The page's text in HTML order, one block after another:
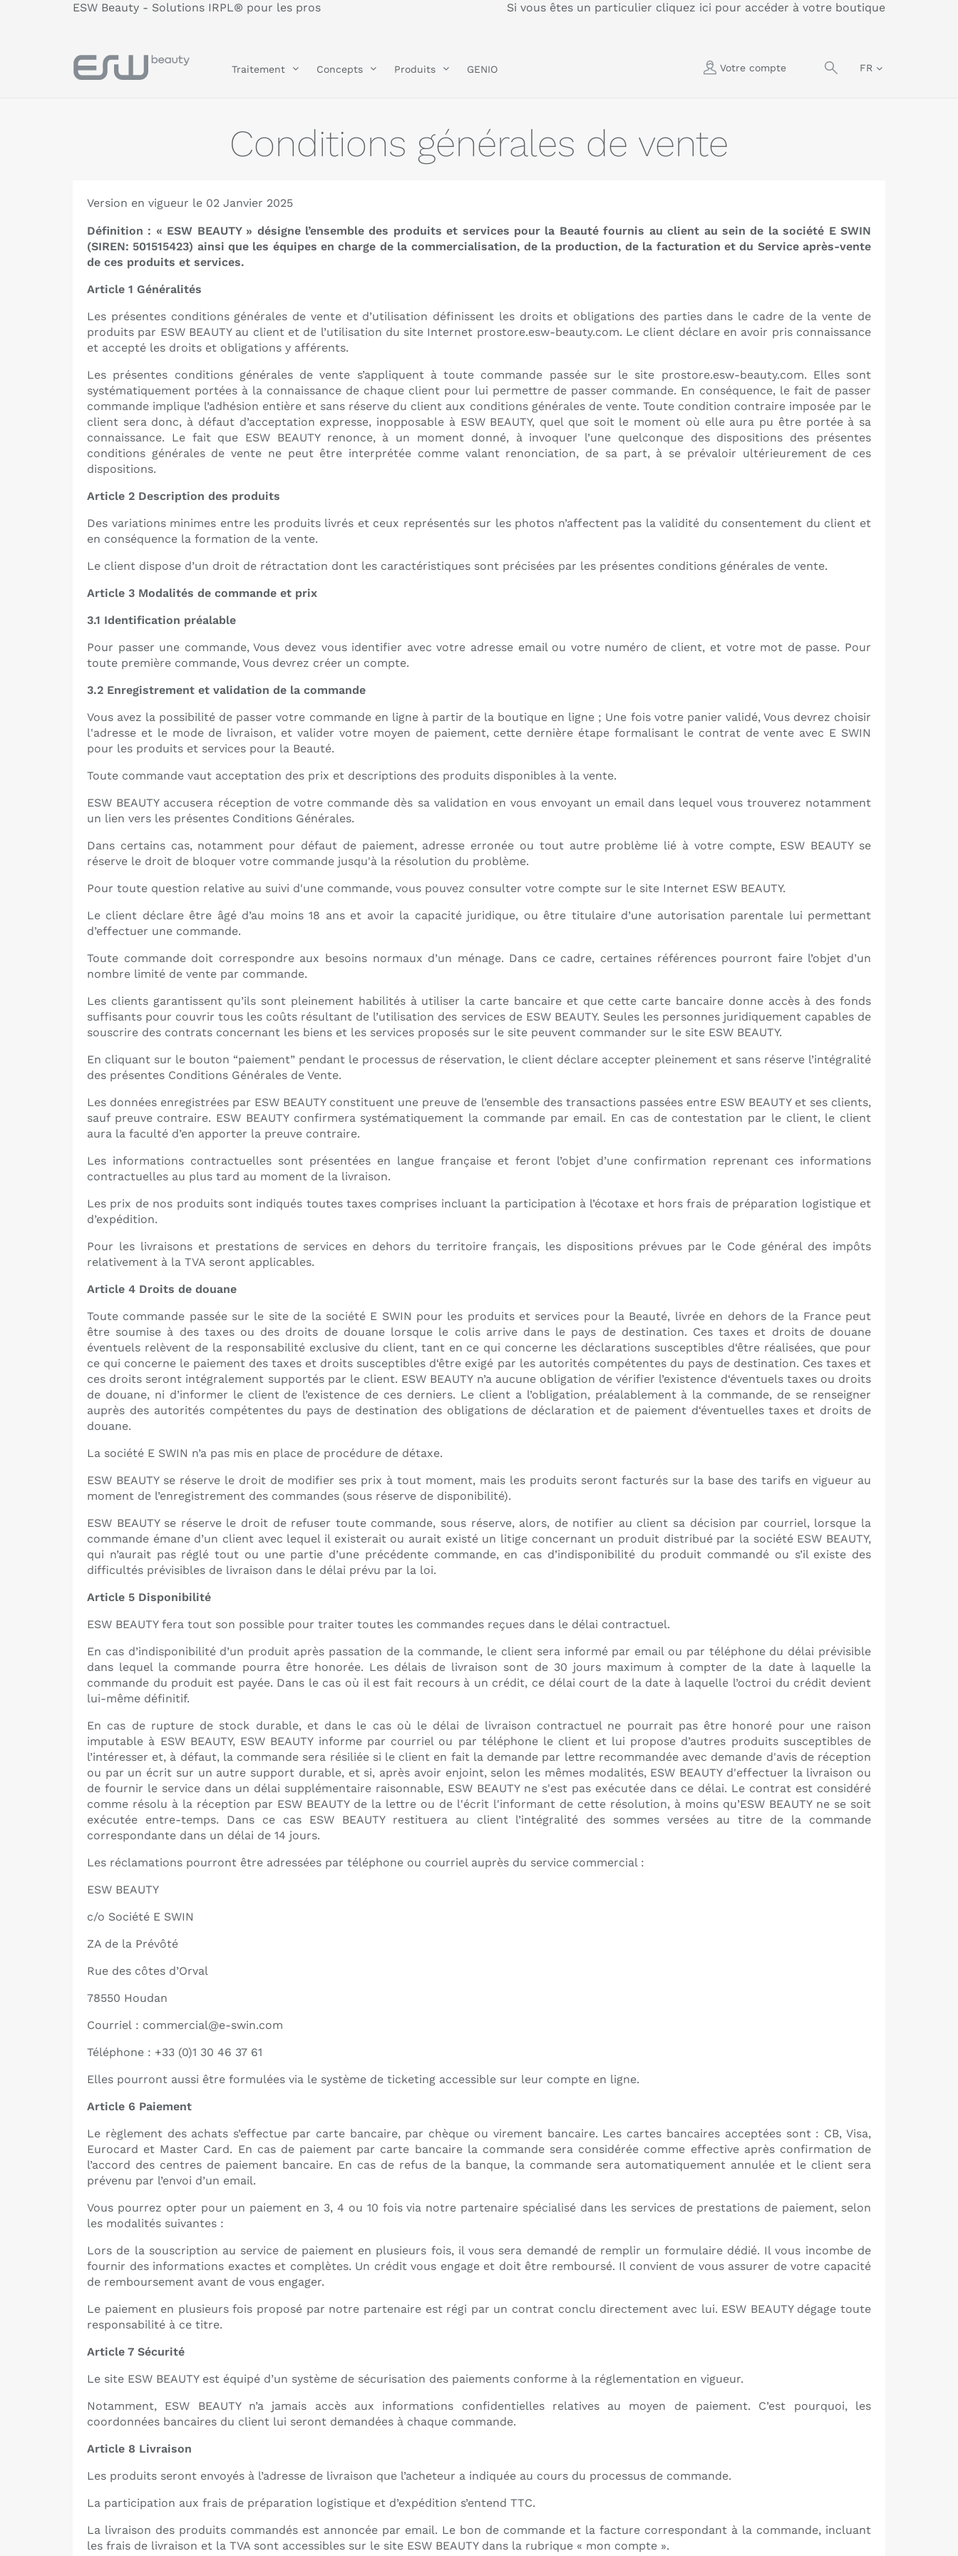
ESW Beauty - Solutions IRPL® pour les pros Si vous êtes un particulier cliquez ici pour accéder à votre boutique
Traitement Concepts Produits GENIO Votre compte FR
Conditions générales de vente
Version en vigueur le 02 Janvier 2025
Définition : « ESW BEAUTY » désigne l’ensemble des produits et services pour la Beauté fournis au client au sein de la société E SWIN
(SIREN: 501515423) ainsi que les équipes en charge de la commercialisation, de la production, de la facturation et du Service après-vente
de ces produits et services.
Article 1 Généralités
Les présentes conditions générales de vente et d’utilisation définissent les droits et obligations des parties dans le cadre de la vente de
produits par ESW BEAUTY au client et de l’utilisation du site Internet prostore.esw-beauty.com. Le client déclare en avoir pris connaissance
et accepté les droits et obligations y afférents.
Les présentes conditions générales de vente s’appliquent à toute commande passée sur le site prostore.esw-beauty.com. Elles sont
systématiquement portées à la connaissance de chaque client pour lui permettre de passer commande. En conséquence, le fait de passer
commande implique l’adhésion entière et sans réserve du client aux conditions générales de vente. Toute condition contraire imposée par le
client sera donc, à défaut d’acceptation expresse, inopposable à ESW BEAUTY, quel que soit le moment où elle aura pu être portée à sa
connaissance. Le fait que ESW BEAUTY renonce, à un moment donné, à invoquer l’une quelconque des dispositions des présentes
conditions générales de vente ne peut être interprétée comme valant renonciation, de sa part, à se prévaloir ultérieurement de ces
dispositions.
Article 2 Description des produits
Des variations minimes entre les produits livrés et ceux représentés sur les photos n’affectent pas la validité du consentement du client et
en conséquence la formation de la vente.
Le client dispose d’un droit de rétractation dont les caractéristiques sont précisées par les présentes conditions générales de vente.
Article 3 Modalités de commande et prix
3.1 Identification préalable
Pour passer une commande, Vous devez vous identifier avec votre adresse email ou votre numéro de client, et votre mot de passe. Pour
toute première commande, Vous devrez créer un compte.
3.2 Enregistrement et validation de la commande
Vous avez la possibilité de passer votre commande en ligne à partir de la boutique en ligne ; Une fois votre panier validé, Vous devrez choisir
l'adresse et le mode de livraison, et valider votre moyen de paiement, cette dernière étape formalisant le contrat de vente avec E SWIN
pour les produits et services pour la Beauté.
Toute commande vaut acceptation des prix et descriptions des produits disponibles à la vente.
ESW BEAUTY accusera réception de votre commande dès sa validation en vous envoyant un email dans lequel vous trouverez notamment
un lien vers les présentes Conditions Générales.
Dans certains cas, notamment pour défaut de paiement, adresse erronée ou tout autre problème lié à votre compte, ESW BEAUTY se
réserve le droit de bloquer votre commande jusqu'à la résolution du problème.
Pour toute question relative au suivi d'une commande, vous pouvez consulter votre compte sur le site Internet ESW BEAUTY.
Le client déclare être âgé d’au moins 18 ans et avoir la capacité juridique, ou être titulaire d’une autorisation parentale lui permettant
d’effectuer une commande.
Toute commande doit correspondre aux besoins normaux d’un ménage. Dans ce cadre, certaines références pourront faire l’objet d’un
nombre limité de vente par commande.
Les clients garantissent qu’ils sont pleinement habilités à utiliser la carte bancaire et que cette carte bancaire donne accès à des fonds
suffisants pour couvrir tous les coûts résultant de l’utilisation des services de ESW BEAUTY. Seules les personnes juridiquement capables de
souscrire des contrats concernant les biens et les services proposés sur le site peuvent commander sur le site ESW BEAUTY.
En cliquant sur le bouton “paiement” pendant le processus de réservation, le client déclare accepter pleinement et sans réserve l’intégralité
des présentes Conditions Générales de Vente.
Les données enregistrées par ESW BEAUTY constituent une preuve de l’ensemble des transactions passées entre ESW BEAUTY et ses clients,
sauf preuve contraire. ESW BEAUTY confirmera systématiquement la commande par email. En cas de contestation par le client, le client
aura la faculté d’en apporter la preuve contraire.
Les informations contractuelles sont présentées en langue française et feront l’objet d’une confirmation reprenant ces informations
contractuelles au plus tard au moment de la livraison.
Les prix de nos produits sont indiqués toutes taxes comprises incluant la participation à l’écotaxe et hors frais de préparation logistique et
d’expédition.
Pour les livraisons et prestations de services en dehors du territoire français, les dispositions prévues par le Code général des impôts
relativement à la TVA seront applicables.
Article 4 Droits de douane
Toute commande passée sur le site de la société E SWIN pour les produits et services pour la Beauté, livrée en dehors de la France peut
être soumise à des taxes ou des droits de douane lorsque le colis arrive dans le pays de destination. Ces taxes et droits de douane
éventuels relèvent de la responsabilité exclusive du client, tant en ce qui concerne les déclarations susceptibles d‘être réalisées, que pour
ce qui concerne le paiement des taxes et droits susceptibles d‘être exigé par les autorités compétentes du pays de destination. Ces taxes et
ces droits seront intégralement supportés par le client. ESW BEAUTY n’a aucune obligation de vérifier l’existence d‘éventuels taxes ou droits
de douane, ni d’informer le client de l’existence de ces derniers. Le client a l’obligation, préalablement à la commande, de se renseigner
auprès des autorités compétentes du pays de destination des obligations de déclaration et de paiement d‘éventuelles taxes et droits de
douane.
La société E SWIN n’a pas mis en place de procédure de détaxe.
ESW BEAUTY se réserve le droit de modifier ses prix à tout moment, mais les produits seront facturés sur la base des tarifs en vigueur au
moment de l’enregistrement des commandes (sous réserve de disponibilité).
ESW BEAUTY se réserve le droit de refuser toute commande, sous réserve, alors, de notifier au client sa décision par courriel, lorsque la
commande émane d’un client avec lequel il existerait ou aurait existé un litige concernant un produit distribué par la société ESW BEAUTY,
qui n’aurait pas réglé tout ou une partie d’une précédente commande, en cas d’indisponibilité du produit commandé ou s’il existe des
difficultés prévisibles de livraison dans le délai prévu par la loi.
Article 5 Disponibilité
ESW BEAUTY fera tout son possible pour traiter toutes les commandes reçues dans le délai contractuel.
En cas d’indisponibilité d’un produit après passation de la commande, le client sera informé par email ou par téléphone du délai prévisible
dans lequel la commande pourra être honorée. Les délais de livraison sont de 30 jours maximum à compter de la date à laquelle la
commande du produit est payée. Dans le cas où il est fait recours à un crédit, ce délai court de la date à laquelle l’octroi du crédit devient
lui-même définitif.
En cas de rupture de stock durable, et dans le cas où le délai de livraison contractuel ne pourrait pas être honoré pour une raison
imputable à ESW BEAUTY, ESW BEAUTY informe par courriel ou par téléphone le client et lui propose d’autres produits susceptibles de
l’intéresser et, à défaut, la commande sera résiliée si le client en fait la demande par lettre recommandée avec demande d'avis de réception
ou par un écrit sur un autre support durable, et si, après avoir enjoint, selon les mêmes modalités, ESW BEAUTY d'effectuer la livraison ou
de fournir le service dans un délai supplémentaire raisonnable, ESW BEAUTY ne s'est pas exécutée dans ce délai. Le contrat est considéré
comme résolu à la réception par ESW BEAUTY de la lettre ou de l'écrit l'informant de cette résolution, à moins qu’ESW BEAUTY ne se soit
exécutée entre-temps. Dans ce cas ESW BEAUTY restituera au client l’intégralité des sommes versées au titre de la commande
correspondante dans un délai de 14 jours.
Les réclamations pourront être adressées par téléphone ou courriel auprès du service commercial :
ESW BEAUTY
c/o Société E SWIN
ZA de la Prévôté
Rue des côtes d’Orval
78550 Houdan
Courriel : commercial@e-swin.com
Téléphone : +33 (0)1 30 46 37 61
Elles pourront aussi être formulées via le système de ticketing accessible sur leur compte en ligne.
Article 6 Paiement
Le règlement des achats s’effectue par carte bancaire, par chèque ou virement bancaire. Les cartes bancaires acceptées sont : CB, Visa,
Eurocard et Master Card. En cas de paiement par carte bancaire la commande sera considérée comme effective après confirmation de
l’accord des centres de paiement bancaire. En cas de refus de la banque, la commande sera automatiquement annulée et le client sera
prévenu par l’envoi d’un email.
Vous pourrez opter pour un paiement en 3, 4 ou 10 fois via notre partenaire spécialisé dans les services de prestations de paiement, selon
les modalités suivantes :
Lors de la souscription au service de paiement en plusieurs fois, il vous sera demandé de remplir un formulaire dédié. Il vous incombe de
fournir des informations exactes et complètes. Un crédit vous engage et doit être remboursé. Il convient de vous assurer de votre capacité
de remboursement avant de vous engager.
Le paiement en plusieurs fois proposé par notre partenaire est régi par un contrat conclu directement avec lui. ESW BEAUTY dégage toute
responsabilité à ce titre.
Article 7 Sécurité
Le site ESW BEAUTY est équipé d’un système de sécurisation des paiements conforme à la réglementation en vigueur.
Notamment, ESW BEAUTY n’a jamais accès aux informations confidentielles relatives au moyen de paiement. C’est pourquoi, les
coordonnées bancaires du client lui seront demandées à chaque commande.
Article 8 Livraison
Les produits seront envoyés à l’adresse de livraison que l’acheteur a indiquée au cours du processus de commande.
La participation aux frais de préparation logistique et d’expédition s’entend TTC.
La livraison des produits commandés est annoncée par email. Le bon de commande et la facture correspondant à la commande, incluant
les frais de livraison et la TVA sont accessibles sur le site ESW BEAUTY dans la rubrique « mon compte ».